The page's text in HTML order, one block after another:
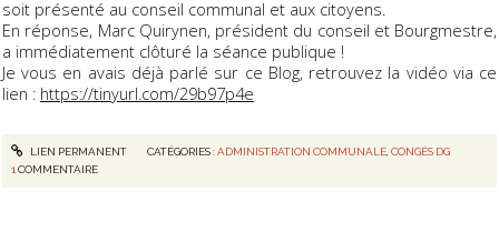
soit présenté au conseil communal et aux citoyens.
En réponse, Marc Quirynen, président du conseil et Bourgmestre,
a immédiatement clôturé la séance publique !
Je vous en avais déjà parlé sur ce Blog, retrouvez la vidéo via ce
lien : https://tinyurl.com/29b97p4e
LIEN PERMANENT CATÉGORIES :ADMINISTRATION COMMUNALE, CONGÉS DG
1 COMMENTAIRE